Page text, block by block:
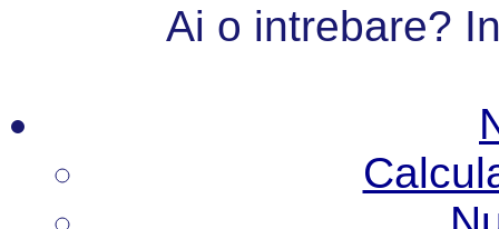
Ai o intrebare?